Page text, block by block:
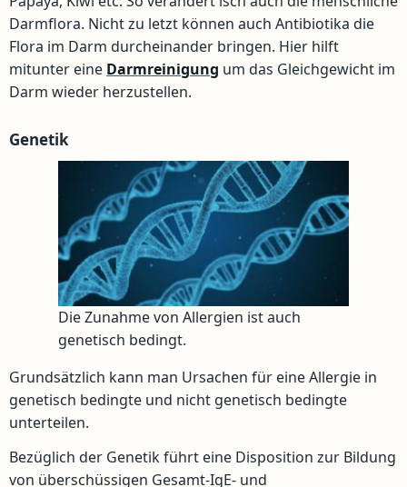
Darmflora. Nicht zu letzt können auch Antibiotika die
Flora im Darm durcheinander bringen. Hier hilft
mitunter eine Darmreinigung um das Gleichgewicht im
Darm wieder herzustellen.
Genetik
Die Zunahme von Allergien ist auch
genetisch bedingt.
Grundsätzlich kann man Ursachen für eine Allergie in
genetisch bedingte und nicht genetisch bedingte
unterteilen.
Bezüglich der Genetik führt eine Disposition zur Bildung
von überschüssigen Gesamt-IgE- und